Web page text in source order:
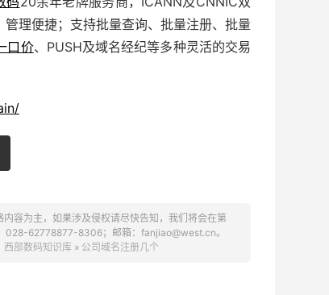
理便捷；支持批量查询、批量注册、批量
口价、PUSH及域名经纪等多种灵活的交易
容为主，如果涉及侵权请尽快告知，我们将会在第
028-62778877-8306；邮箱：fanjiao@west.cn。
西部数码知识库 » 公司域名注册几个